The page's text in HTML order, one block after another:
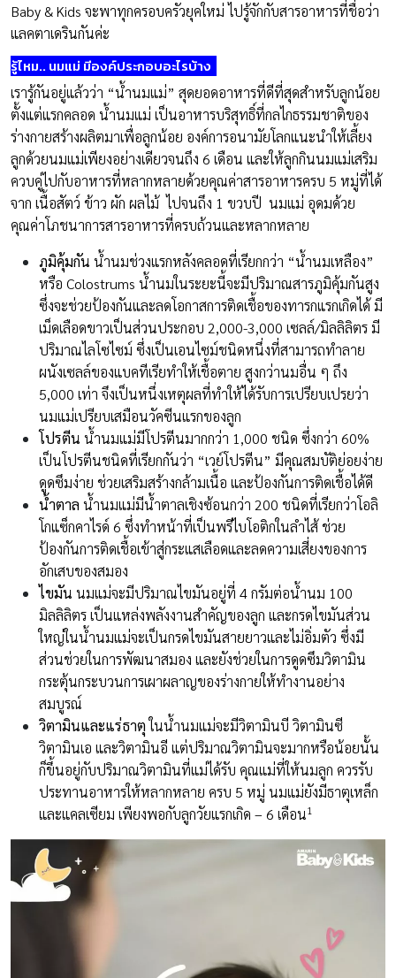
Baby & Kids จะพาทุกครอบครัวยุคใหม่ ไปรู้จักกับสารอาหารที่ชื่อว่า
แลคตาเดรินกันค่ะ
รู้ไหม.. นมแม่ มีองค์ประกอบอะไรบ้าง
เรารู้กันอยู่แล้วว่า “น้ำนมแม่” สุดยอดอาหารที่ดีที่สุดสำหรับลูกน้อย
ตั้งแต่แรกคลอด น้ำนมแม่ เป็นอาหารบริสุทธิ์ที่กลไกธรรมชาติของ
ร่างกายสร้างผลิตมาเพื่อลูกน้อย องค์การอนามัยโลกแนะนำให้เลี้ยง
ลูกด้วยนมแม่เพียงอย่างเดียวจนถึง 6 เดือน และให้ลูกกินนมแม่เสริม
ควบคู่ไปกับอาหารที่หลากหลายด้วยคุณค่าสารอาหารครบ 5 หมู่ที่ได้
จาก เนื้อสัตว์ ข้าว ผัก ผลไม้ ไปจนถึง 1 ขวบปี นมแม่ อุดมด้วย
คุณค่าโภชนาการสารอาหารที่ครบถ้วนและหลากหลาย
ภูมิคุ้มกัน น้ำนมช่วงแรกหลังคลอดที่เรียกกว่า “น้ำนมเหลือง”
หรือ Colostrums น้ำนมในระยะนี้จะมีปริมาณสารภูมิคุ้มกันสูง
ซึ่งจะช่วยป้องกันและลดโอกาสการติดเชื้อของทารกแรกเกิดได้ มี
เม็ดเลือดขาวเป็นส่วนประกอบ 2,000-3,000 เซลล์/มิลลิลิตร มี
ปริมาณไลโซไซม์ ซึ่งเป็นเอนไซม์ชนิดหนึ่งที่สามารถทำลาย
ผนังเซลล์ของแบคทีเรียทำให้เชื้อตาย สูงกว่านมอื่น ๆ ถึง
5,000 เท่า จึงเป็นหนึ่งเหตุผลที่ทำให้ได้รับการเปรียบเปรยว่า
นมแม่เปรียบเสมือนวัคซีนแรกของลูก
โปรตีน น้ำนมแม่มีโปรตีนมากกว่า 1,000 ชนิด ซึ่งกว่า 60%
เป็นโปรตีนชนิดที่เรียกกันว่า “เวย์โปรตีน” มีคุณสมบัติย่อยง่าย
ดูดซึมง่าย ช่วยเสริมสร้างกล้ามเนื้อ และป้องกันการติดเชื้อได้ดี
น้ำตาล น้ำนมแม่มีน้ำตาลเชิงซ้อนกว่า 200 ชนิดที่เรียกว่าโอลิ
โกแซ็กคาไรด์ 6 ซึ่งทำหน้าที่เป็นพรีไบโอติกในลำไส้ ช่วย
ป้องกันการติดเชื้อเข้าสู่กระแสเลือดและลดความเสี่ยงของการ
อักเสบของสมอง
ไขมัน นมแม่จะมีปริมาณไขมันอยู่ที่ 4 กรัมต่อน้ำนม 100
มิลลิลิตร เป็นแหล่งพลังงานสำคัญของลูก และกรดไขมันส่วน
ใหญ่ในน้ำนมแม่จะเป็นกรดไขมันสายยาวและไม่อิ่มตัว ซึ่งมี
ส่วนช่วยในการพัฒนาสมอง และยังช่วยในการดูดซึมวิตามิน
กระตุ้นกระบวนการเผาผลาญของร่างกายให้ทำงานอย่าง
สมบูรณ์
วิตามินและแร่ธาตุในน้ำนมแม่จะมีวิตามินบี วิตามินซี
วิตามินเอ และวิตามินอี แต่ปริมาณวิตามินจะมากหรือน้อยนั้น
ก็ขึ้นอยู่กับปริมาณวิตามินที่แม่ได้รับ คุณแม่ที่ให้นมลูก ควรรับ
ประทานอาหารให้หลากหลาย ครบ 5 หมู่ นมแม่ยังมีธาตุเหล็ก
และแคลเซียม เพียงพอกับลูกวัยแรกเกิด – 6 เดือน1